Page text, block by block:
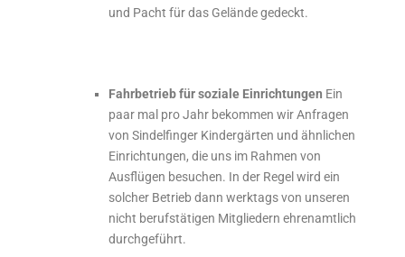
und Pacht für das Gelände gedeckt.
Fahrbetrieb für soziale Einrichtungen Ein
paar mal pro Jahr bekommen wir Anfragen
von Sindelfinger Kindergärten und ähnlichen
Einrichtungen, die uns im Rahmen von
Ausflügen besuchen. In der Regel wird ein
solcher Betrieb dann werktags von unseren
nicht berufstätigen Mitgliedern ehrenamtlich
durchgeführt.